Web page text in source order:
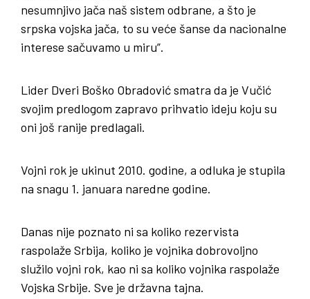
nesumnjivo jača naš sistem odbrane, a što je
srpska vojska jača, to su veće šanse da nacionalne
interese sačuvamo u miru”.
Lider Dveri Boško Obradović smatra da je Vučić
svojim predlogom zapravo prihvatio ideju koju su
oni još ranije predlagali.
Vojni rok je ukinut 2010. godine, a odluka je stupila
na snagu 1. januara naredne godine.
Danas nije poznato ni sa koliko rezervista
raspolaže Srbija, koliko je vojnika dobrovoljno
služilo vojni rok, kao ni sa koliko vojnika raspolaže
Vojska Srbije. Sve je državna tajna.